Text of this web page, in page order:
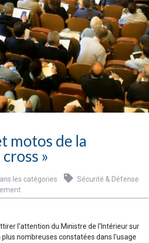
motos de la
»
les catégories
Sécurité & Défense
l'attention du Ministre de l'Intérieur sur
plus nombreuses constatées dans l'usage